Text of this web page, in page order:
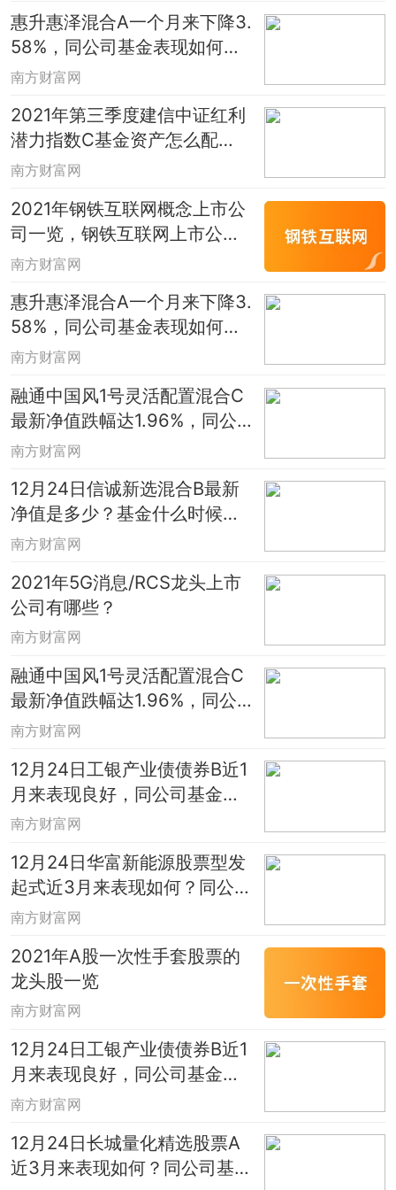
惠升惠泽混合A一个月来下降3.
58%，同公司基金表现如何？
（12月24日）
南方财富网
2021年第三季度建信中证红利
潜力指数C基金资产怎么配
置？该基金2020年利润如何？
南方财富网
2021年钢铁互联网概念上市公
司一览，钢铁互联网上市公司
有哪些？
南方财富网
惠升惠泽混合A一个月来下降3.
58%，同公司基金表现如何？
（12月24日）
南方财富网
融通中国风1号灵活配置混合C
最新净值跌幅达1.96%，同公
司基金表现如何？
南方财富网
12月24日信诚新选混合B最新
净值是多少？基金什么时候能
赎回？
南方财富网
2021年5G消息/RCS龙头上市
公司有哪些？
南方财富网
融通中国风1号灵活配置混合C
最新净值跌幅达1.96%，同公
司基金表现如何？
南方财富网
12月24日工银产业债债券B近1
月来表现良好，同公司基金表
现如何？
南方财富网
12月24日华富新能源股票型发
起式近3月来表现如何？同公司
基金表现如何？
南方财富网
2021年A股一次性手套股票的
龙头股一览
南方财富网
12月24日工银产业债债券B近1
月来表现良好，同公司基金表
现如何？
南方财富网
12月24日长城量化精选股票A
近3月来表现如何？同公司基金